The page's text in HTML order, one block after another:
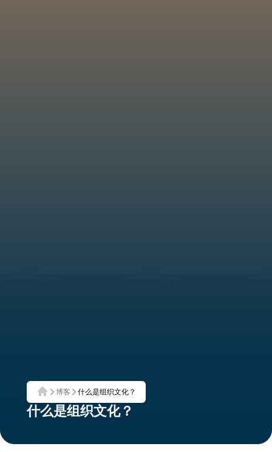
首页
博客 什么是组织文化？
什么是组织文化？